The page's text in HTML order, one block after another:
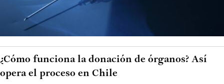
¿Cómo funciona la donación de órganos? Así
opera el proceso en Chile